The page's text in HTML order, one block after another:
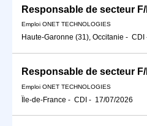
Responsable de secteur F/
Emploi ONET TECHNOLOGIES
Haute-Garonne (31), Occitanie - CDI
Responsable de secteur F/
Emploi ONET TECHNOLOGIES
Île-de-France - CDI - 17/07/2026